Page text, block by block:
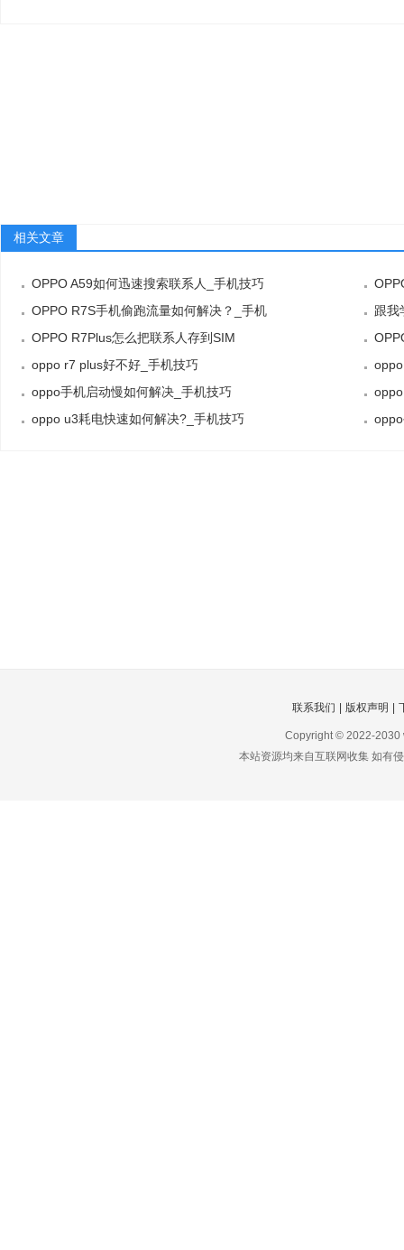
相关文章
OPPO A59如何迅速搜索联系人_手机技巧
OPPO R7S手机偷跑流量如何解决？_手机
跟我
OPPO R7Plus怎么把联系人存到SIM
oppo r7 plus好不好_手机技巧
oppo手机启动慢如何解决_手机技巧
oppo u3耗电快速如何解决?_手机技巧
联系我们 版权声明
Copyright © 2022-2030
本站资源均来自互联网收集 如有